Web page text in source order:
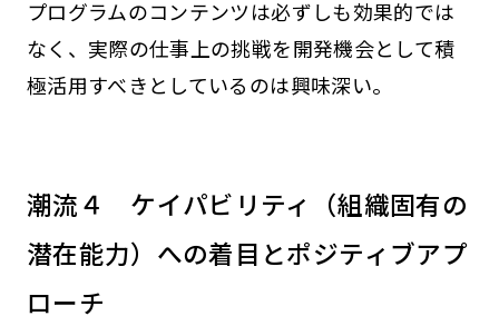
プログラムのコンテンツは必ずしも効果的では
なく、実際の仕事上の挑戦を開発機会として積
極活用すべきとしているのは興味深い。
潮流４ ケイパビリティ（組織固有の
潜在能力）への着目とポジティブアプ
ローチ